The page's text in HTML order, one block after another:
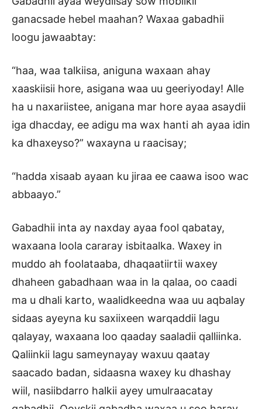
ganacsade hebel maahan? Waxaa gabadhii
loogu jawaabtay:
“haa, waa talkiisa, aniguna waxaan ahay
xaaskiisii hore, asigana waa uu geeriyoday! Alle
ha u naxariistee, anigana mar hore ayaa asaydii
iga dhacday, ee adigu ma wax hanti ah ayaa idin
ka dhaxeyso?” waxayna u raacisay;
“hadda xisaab ayaan ku jiraa ee caawa isoo wac
abbaayo.”
Gabadhii inta ay naxday ayaa fool qabatay,
waxaana loola cararay isbitaalka. Waxey in
muddo ah foolataaba, dhaqaatiirtii waxey
dhaheen gabadhaan waa in la qalaa, oo caadi
ma u dhali karto, waalidkeedna waa uu aqbalay
sidaas ayeyna ku saxiixeen warqaddii lagu
qalayay, waxaana loo qaaday saaladii qalliinka.
Qaliinkii lagu sameynayay waxuu qaatay
saacado badan, sidaasna waxey ku dhashay
wiil, nasiibdarro halkii ayey umulraacatay